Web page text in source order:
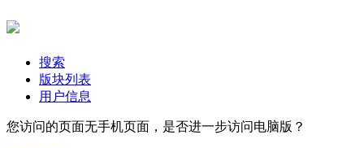
搜索
版块列表
用户信息
您访问的页面无手机页面，是否进一步访问电脑版？